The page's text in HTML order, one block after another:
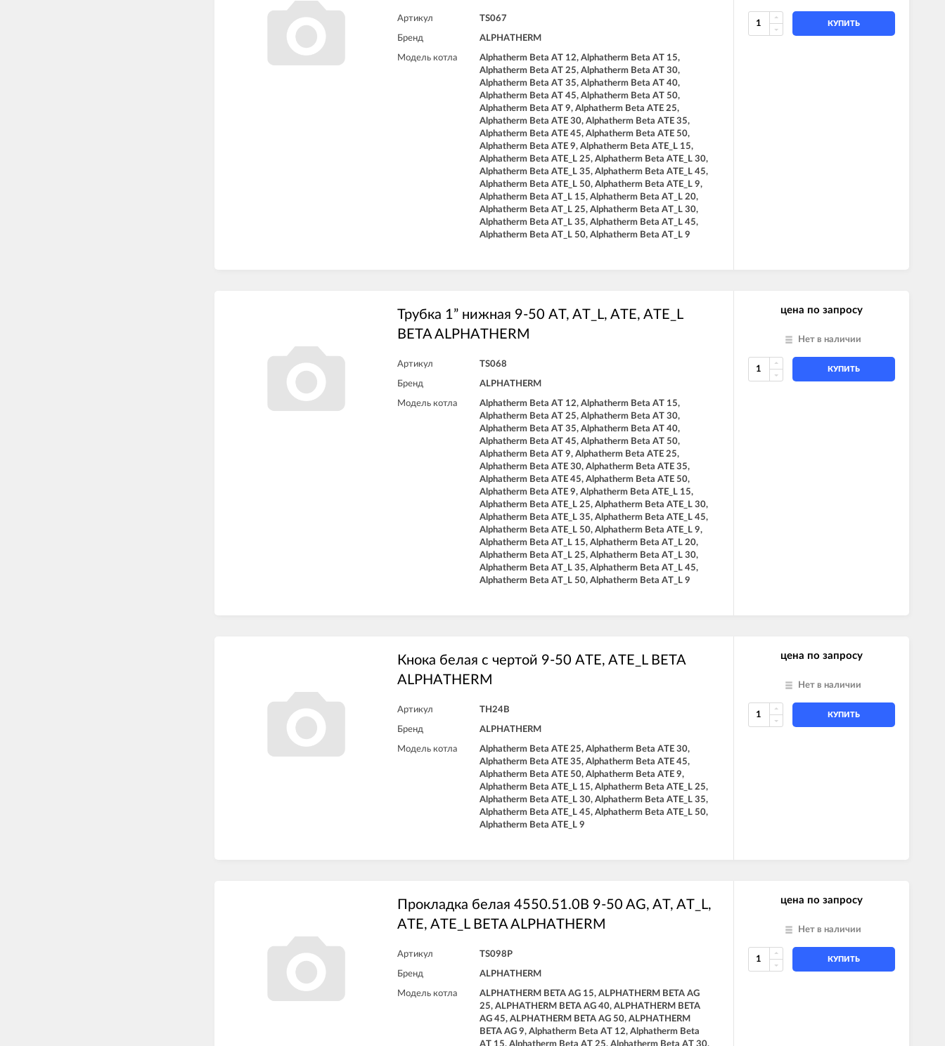
Артикул TS067
Бренд ALPHATHERM
Модель котла
Alphatherm Beta AT 12, Alphatherm Beta AT 15,
Alphatherm Beta AT 25, Alphatherm Beta AT 30,
Alphatherm Beta AT 35, Alphatherm Beta AT 40,
Alphatherm Beta AT 45, Alphatherm Beta AT 50,
Alphatherm Beta AT 9, Alphatherm Beta ATE 25,
Alphatherm Beta ATE 30, Alphatherm Beta ATE 35,
Alphatherm Beta ATE 45, Alphatherm Beta ATE 50,
Alphatherm Beta ATE 9, Alphatherm Beta ATE_L 15,
Alphatherm Beta ATE_L 25, Alphatherm Beta ATE_L 30,
Alphatherm Beta ATE_L 35, Alphatherm Beta ATE_L 45,
Alphatherm Beta ATE_L 50, Alphatherm Beta ATE_L 9,
Alphatherm Beta AT_L 15, Alphatherm Beta AT_L 20,
Alphatherm Beta AT_L 25, Alphatherm Beta AT_L 30,
Alphatherm Beta AT_L 35, Alphatherm Beta AT_L 45,
Alphatherm Beta AT_L 50, Alphatherm Beta AT_L 9
КУПИТЬ
Трубка 1” нижная 9-50 AT, AT_L, ATE, ATE_L
BETA ALPHATHERM
Артикул TS068
Бренд ALPHATHERM
Модель котла
Alphatherm Beta AT 12, Alphatherm Beta AT 15,
Alphatherm Beta AT 25, Alphatherm Beta AT 30,
Alphatherm Beta AT 35, Alphatherm Beta AT 40,
Alphatherm Beta AT 45, Alphatherm Beta AT 50,
Alphatherm Beta AT 9, Alphatherm Beta ATE 25,
Alphatherm Beta ATE 30, Alphatherm Beta ATE 35,
Alphatherm Beta ATE 45, Alphatherm Beta ATE 50,
Alphatherm Beta ATE 9, Alphatherm Beta ATE_L 15,
Alphatherm Beta ATE_L 25, Alphatherm Beta ATE_L 30,
Alphatherm Beta ATE_L 35, Alphatherm Beta ATE_L 45,
Alphatherm Beta ATE_L 50, Alphatherm Beta ATE_L 9,
Alphatherm Beta AT_L 15, Alphatherm Beta AT_L 20,
Alphatherm Beta AT_L 25, Alphatherm Beta AT_L 30,
Alphatherm Beta AT_L 35, Alphatherm Beta AT_L 45,
Alphatherm Beta AT_L 50, Alphatherm Beta AT_L 9
цена по запросу
Нет в наличии
КУПИТЬ
Кнока белая с чертой 9-50 ATE, ATE_L BETA
ALPHATHERM
Артикул TH24B
Бренд ALPHATHERM
Модель котла
Alphatherm Beta ATE 25, Alphatherm Beta ATE 30,
Alphatherm Beta ATE 35, Alphatherm Beta ATE 45,
Alphatherm Beta ATE 50, Alphatherm Beta ATE 9,
Alphatherm Beta ATE_L 15, Alphatherm Beta ATE_L 25,
Alphatherm Beta ATE_L 30, Alphatherm Beta ATE_L 35,
Alphatherm Beta ATE_L 45, Alphatherm Beta ATE_L 50,
Alphatherm Beta ATE_L 9
цена по запросу
Нет в наличии
КУПИТЬ
Прокладка белая 4550.51.0B 9-50 AG, AT, AT_L,
ATE, ATE_L BETA ALPHATHERM
Артикул TS098P
Бренд ALPHATHERM
Модель котла
ALPHATHERM BETA AG 15, ALPHATHERM BETA AG
25, ALPHATHERM BETA AG 40, ALPHATHERM BETA
AG 45, ALPHATHERM BETA AG 50, ALPHATHERM
BETA AG 9, Alphatherm Beta AT 12, Alphatherm Beta
цена по запросу
Нет в наличии
КУПИТЬ